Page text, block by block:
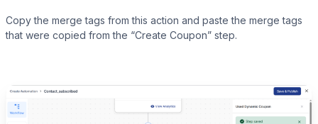
Copy the merge tags from this action and paste the merge tags
that were copied from the “Create Coupon” step.